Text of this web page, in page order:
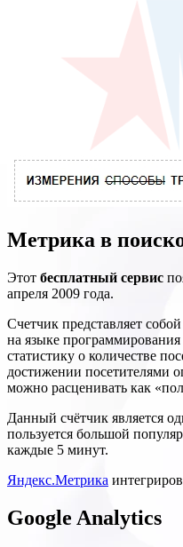
Метрика в
Этот бесплатный сервис
апреля 2009 года.
Счетчик представляет
на языке
статистику о количестве
достижении посетителями
можно расценивать как
Данный счётчик является
пользуется большой
каждые 5 минут.
Яндекс.Метрика
Google Analytics